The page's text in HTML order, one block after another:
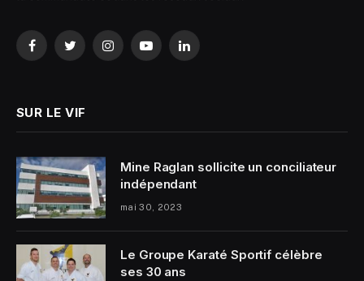
FacebookTwitterInstagramYouTubeLinkedIn
SUR LE VIF
Mine Raglan sollicite un conciliateur
indépendant
mai 30, 2023
Le Groupe Karaté Sportif célèbre
ses 30 ans